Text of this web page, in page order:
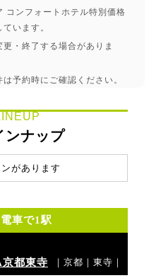
コンフォートホテル特別価格
います。
・終了する場合がありま
予約時にご確認ください。
ンナップ
があります
車で1駅
都東寺 ｜京都｜東寺｜